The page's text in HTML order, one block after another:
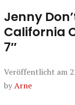
Jenny
California
7″
Veröffentlicht am
byArne